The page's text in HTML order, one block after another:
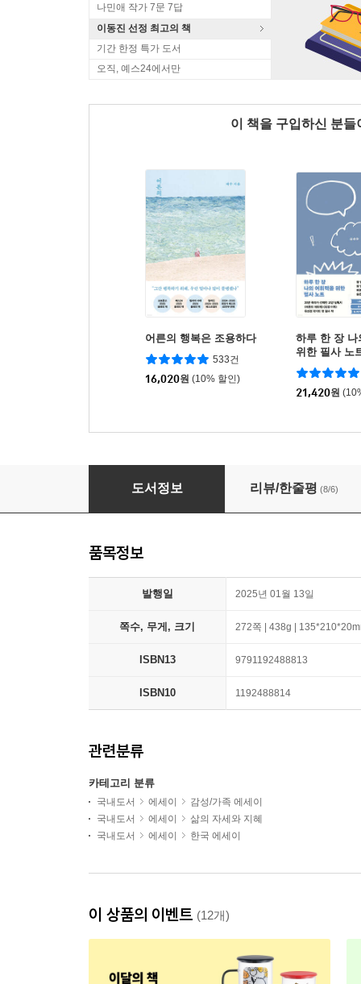
나민애 작가 7문 7답
이동진 선정 최고의 책
기간 한정 특가 도서
오직, 예스24에서만
이 책을 구입하신 분
어른의 행복은 조용하다
533건
16,020원 (10% 할인)
하루 한 장 나
위한 필사 노
21,420원
헤매는 중이지만 해내는 중입니다
도서정보 리뷰/한줄평 (8/6)
품목정보
발행일 2025년 01월 13일
쪽수, 무게, 크기 272쪽 | 438g |
ISBN13 9791192488813
ISBN10 1192488814
관련분류
카테고리 분류
국내도서 에세이
감성/가족 에세이
국내도서
에세이
삶의 자세와 지혜
국내도서
에세이 한국 에세이
이 상품의 이벤트 (12개)